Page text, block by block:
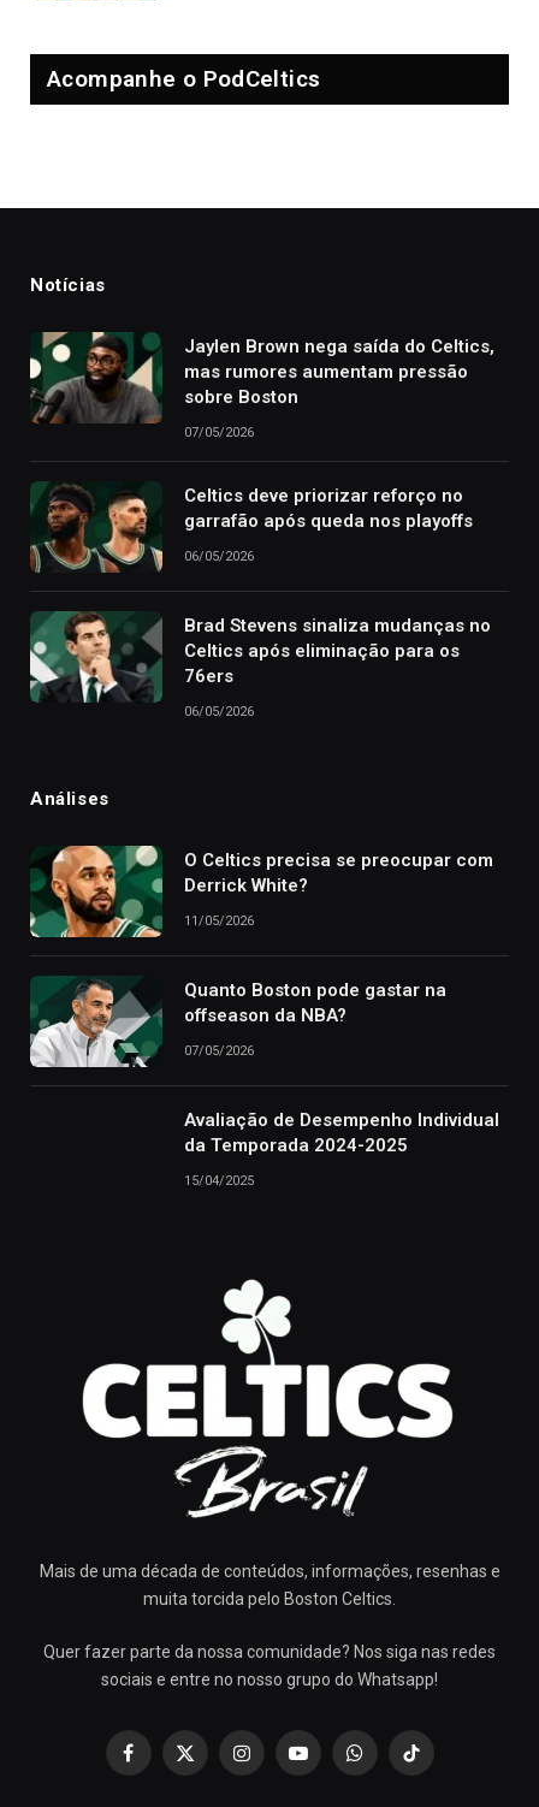
Acompanhe o PodCeltics
Notícias
Jaylen Brown nega saída do Celtics,
mas rumores aumentam pressão
sobre Boston
07/05/2026
Celtics deve priorizar reforço no
garrafão após queda nos playoffs
06/05/2026
Brad Stevens sinaliza mudanças no
Celtics após eliminação para os
76ers
06/05/2026
Análises
O Celtics precisa se preocupar com
Derrick White?
11/05/2026
Quanto Boston pode gastar na
offseason da NBA?
07/05/2026
Avaliação de Desempenho Individual
da Temporada 2024-2025
15/04/2025
Mais de uma década de conteúdos, informações, resenhas e
muita torcida pelo Boston Celtics.
Quer fazer parte da nossa comunidade? Nos siga nas redes
sociais e entre no nosso grupo do Whatsapp!
Facebook
X
InstagramYouTubeWhatsAppTikTok